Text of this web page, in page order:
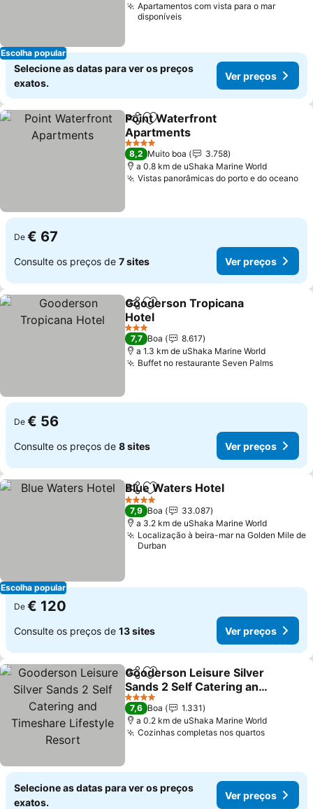
Escolha popular
Apartamentos com vista para o mar
disponíveis
Selecione as datas para ver os preços
exatos.
Ver preços
PartilharAdicionar aos favoritos
Point Waterfront
Apartments
Ver preços
4 Estrelas
8,2 Muito boa
3.758
a 0.8 km de uShaka Marine World
Vistas panorâmicas do porto e do oceano
De € 67
Consulte os preços de 7 sites Ver preços
PartilharAdicionar aos favoritos
Gooderson Tropicana
Hotel
Ver preços
3 Estrelas
7,7 Boa
8.617
a 1.3 km de uShaka Marine World
Buffet no restaurante Seven PalmsVer
De € 56
Consulte os preços de 8 sites Ver preços
Escolha popular
PartilharAdicionar aos favoritos
Blue Waters Hotel
4 Estrelas
7,9 Boa
33.087
a 3.2 km de uShaka Marine World
Localização à beira-mar na Golden Mile de
Durban
De € 120
Consulte os preços de 13 sites Ver preços
PartilharAdicionar aos favoritos
Gooderson Leisure Silver
Sands 2 Self Catering and
Timeshare Lifestyle
Resort
Ver preços
4 Estrelas
7,6 Boa
1.331
a 0.2 km de uShaka Marine World
Cozinhas completas nos quartosVer
Selecione as datas para ver os preços
exatos.
Ver preços